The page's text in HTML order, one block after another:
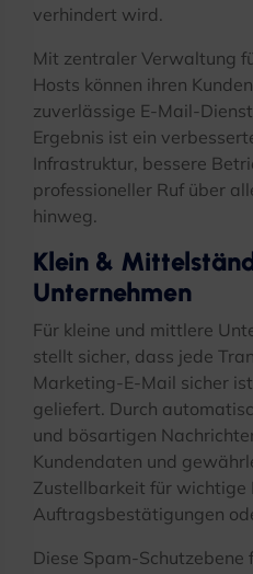
verhindert wird.
Mit zentraler Verwaltung
Hosts können ihren
zuverlässige E-Mail-
Ergebnis ist ein
Infrastruktur, bessere
professioneller Ruf über
hinweg.
Klein &
Unternehmen
Für kleine und mittlere
stellt sicher, dass jede
Marketing-E-Mail sicher
geliefert. Durch
und bösartigen
Kundendaten und
Zustellbarkeit für wichtige
Auftragsbestätigungen
Diese Spam-